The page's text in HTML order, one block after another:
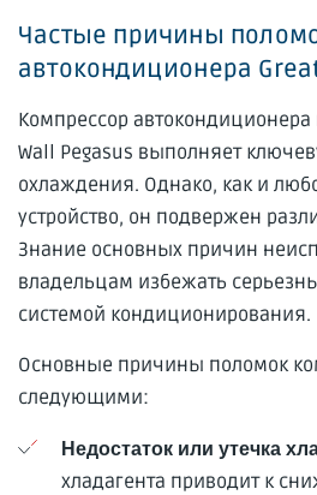
Частые причины
автокондиционера
Компрессор автокондиционера
Wall Pegasus выполняет
охлаждения. Однако, как и
устройство, он подвержен
Знание основных причин
владельцам избежать
системой кондиционирования.
Основные причины поломок
следующими:
Недостаток или утечка
хладагента приводит к